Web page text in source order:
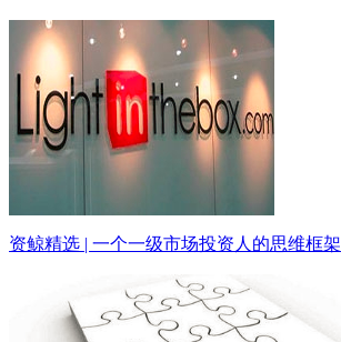
资鲸精选 | 一个一级市场投资人的思维框架